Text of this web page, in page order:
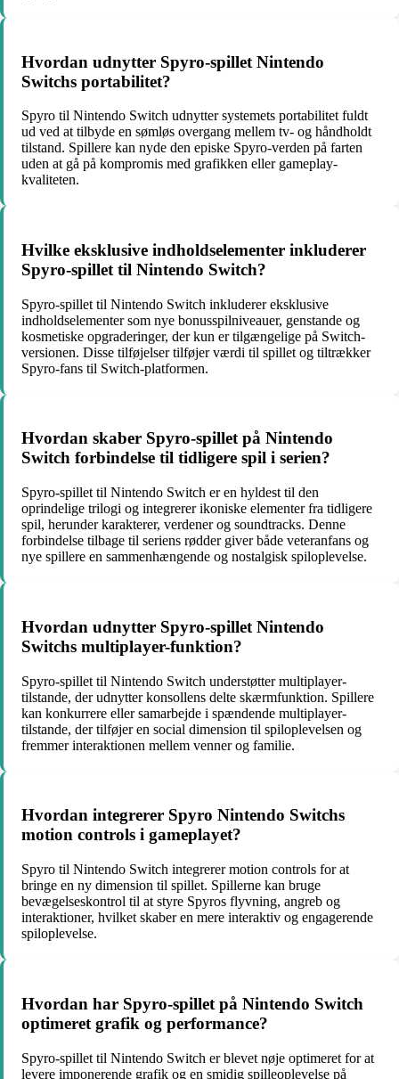
Hvordan udnytter Spyro-spillet Nintendo
Switchs portabilitet?
Spyro til Nintendo Switch udnytter systemets portabilitet fuldt
ud ved at tilbyde en sømløs overgang mellem tv- og håndholdt
tilstand. Spillere kan nyde den episke Spyro-verden på farten
uden at gå på kompromis med grafikken eller gameplay-
kvaliteten.
Hvilke eksklusive indholdselementer inkluderer
Spyro-spillet til Nintendo Switch?
Spyro-spillet til Nintendo Switch inkluderer eksklusive
indholdselementer som nye bonusspilniveauer, genstande og
kosmetiske opgraderinger, der kun er tilgængelige på Switch-
versionen. Disse tilføjelser tilføjer værdi til spillet og tiltrækker
Spyro-fans til Switch-platformen.
Hvordan skaber Spyro-spillet på Nintendo
Switch forbindelse til tidligere spil i serien?
Spyro-spillet til Nintendo Switch er en hyldest til den
oprindelige trilogi og integrerer ikoniske elementer fra tidligere
spil, herunder karakterer, verdener og soundtracks. Denne
forbindelse tilbage til seriens rødder giver både veteranfans og
nye spillere en sammenhængende og nostalgisk spiloplevelse.
Hvordan udnytter Spyro-spillet Nintendo
Switchs multiplayer-funktion?
Spyro-spillet til Nintendo Switch understøtter multiplayer-
tilstande, der udnytter konsollens delte skærmfunktion. Spillere
kan konkurrere eller samarbejde i spændende multiplayer-
tilstande, der tilføjer en social dimension til spiloplevelsen og
fremmer interaktionen mellem venner og familie.
Hvordan integrerer Spyro Nintendo Switchs
motion controls i gameplayet?
Spyro til Nintendo Switch integrerer motion controls for at
bringe en ny dimension til spillet. Spillerne kan bruge
bevægelseskontrol til at styre Spyros flyvning, angreb og
interaktioner, hvilket skaber en mere interaktiv og engagerende
spiloplevelse.
Hvordan har Spyro-spillet på Nintendo Switch
optimeret grafik og performance?
Spyro-spillet til Nintendo Switch er blevet nøje optimeret for at
levere imponerende grafik og en smidig spilleoplevelse på